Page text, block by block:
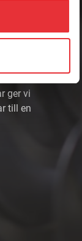
ger vi
till en